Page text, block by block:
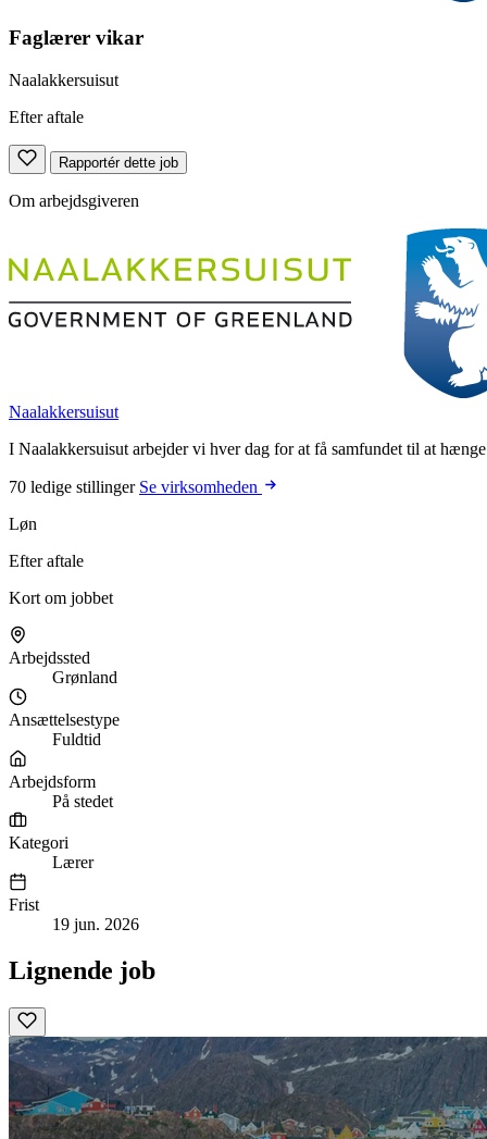
Faglærer vikar
Naalakkersuisut
Efter aftale
Rapportér dette job
Om arbejdsgiveren
Naalakkersuisut
I Naalakkersuisut arbejder vi hver dag for at få samfundet til at
70 ledige stillinger Se virksomheden
Løn
Efter aftale
Kort om jobbet
Arbejdssted
Grønland
Ansættelsestype
Fuldtid
Arbejdsform
På stedet
Kategori
Lærer
Frist
19 jun. 2026
Lignende job